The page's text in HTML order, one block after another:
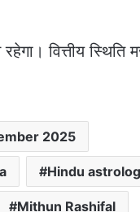
वित्तीय स्थिति
2025
Hindu
Mithun Rashifal